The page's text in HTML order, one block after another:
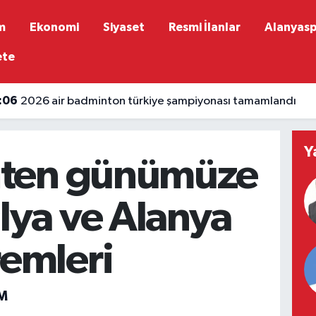
Ekonomi Siyaset Resmi İlanlar
2026 air badminton türkiye şampiyonası tamamlandı
günümüze
ve Alanya